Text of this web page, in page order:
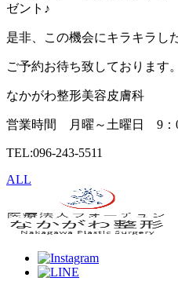
ゼント♪
是非、この機会にキラキラ し
ご予約お待ち致しております。
なかがわ整形美容皮膚科
営業時間 月曜～土曜日 9：
TEL:096-243-5511
ALL